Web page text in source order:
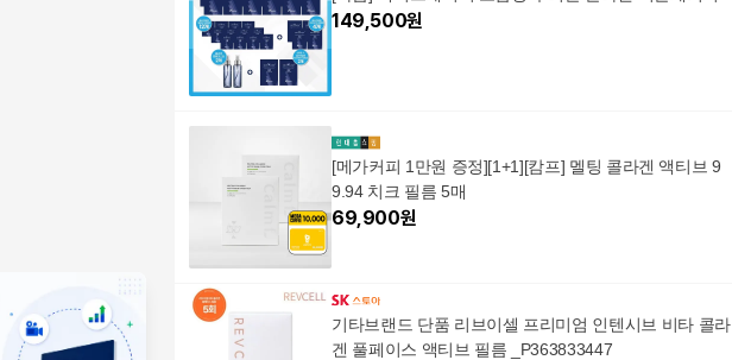
149,500원
[메가커피 1만원 증정][1+1][캄프] 멜팅 콜라겐 액티브 9
9.94 치크 필름 5매
69,900원
기타브랜드 단품 리브이셀 프리미엄 인텐시브 비타 콜라
겐 풀페이스 액티브 필름 _P363833447